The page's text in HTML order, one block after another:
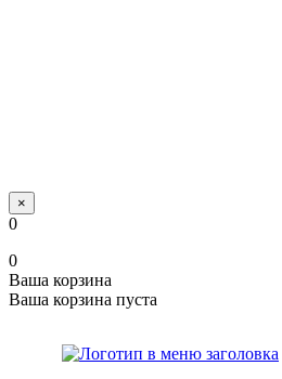
×
0
0
Ваша корзина
Ваша корзина пуста